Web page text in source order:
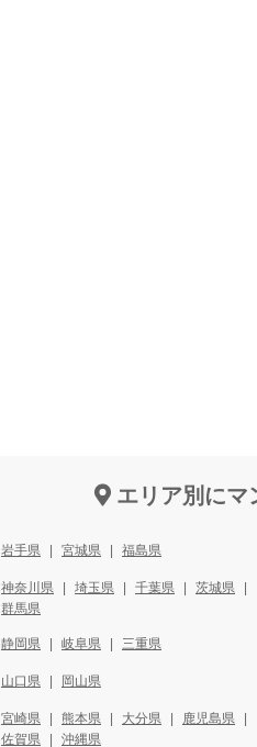
エリア別にマ
岩手県 宮城県 福島県
神奈川県 埼玉県 千葉県
茨城県
群馬県
静岡県 岐阜県 三重県
山口県 岡山県
宮崎県 熊本県 大分県
鹿児島県
佐賀県 沖縄県